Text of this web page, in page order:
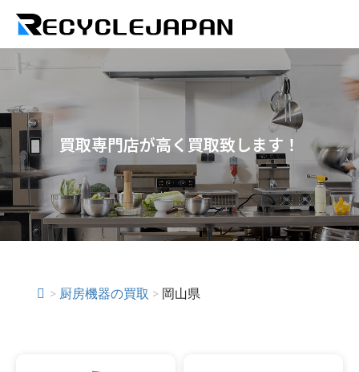
買取専門店が高く買取致します！
> 厨房機器の買取 > 岡山県